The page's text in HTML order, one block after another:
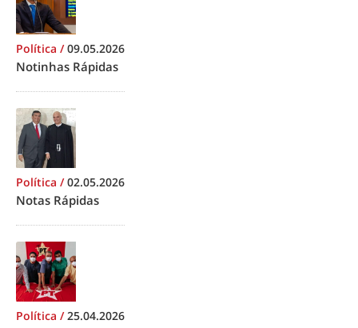
Política /09.05.2026
Notinhas Rápidas
Política /02.05.2026
Notas Rápidas
Política /25.04.2026